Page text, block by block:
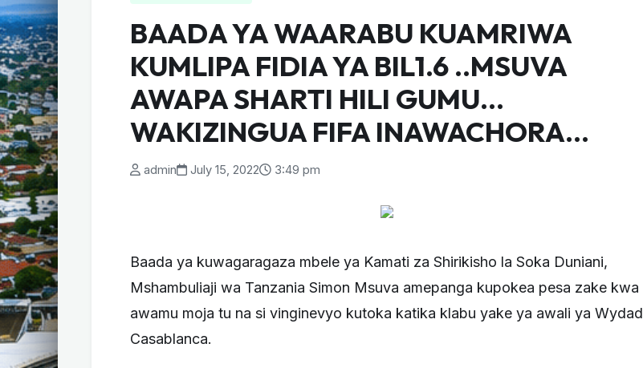
BAADA YA WAARABU KUAMRIWA
KUMLIPA FIDIA YA BIL1.6 ..MSUVA
AWAPA SHARTI HILI GUMU…
WAKIZINGUA FIFA INAWACHORA…
admin July 15, 2022 3:49 pm
Baada ya kuwagaragaza mbele ya Kamati za Shirikisho la Soka Duniani,
Mshambuliaji wa Tanzania Simon Msuva amepanga kupokea pesa zake kwa
awamu moja tu na si vinginevyo kutoka katika klabu yake ya awali ya Wydad
Casablanca.